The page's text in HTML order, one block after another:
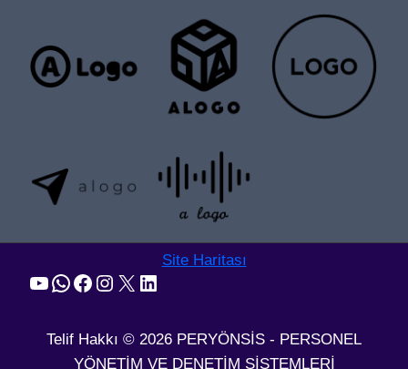
Site Haritası
YouTube WhatsApp Facebook Instagram X LinkedIn
Telif Hakkı © 2026 PERYÖNSİS - PERSONEL
YÖNETİM VE DENETİM SİSTEMLERİ